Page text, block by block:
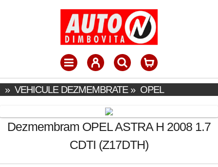
» VEHICULE DEZMEMBRATE» OPEL
Dezmembram OPEL ASTRA H 2008 1.7
CDTI (Z17DTH)